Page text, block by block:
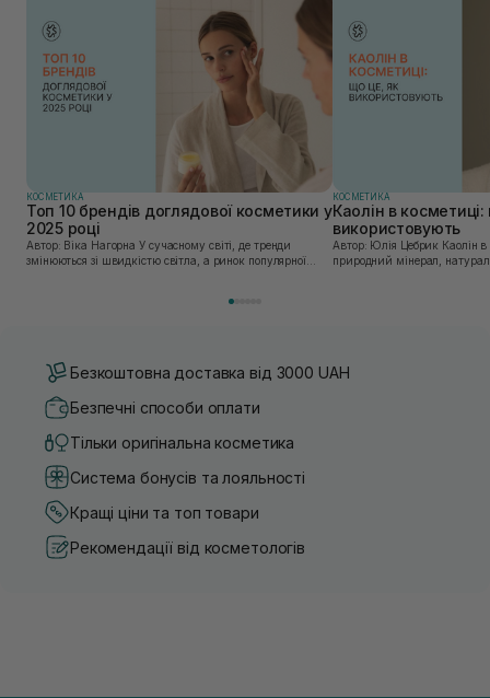
КОСМЕТИКА
Топ 10 брендів доглядової косметики у
2025 році
Автор: Віка Нагорна У сучасному світі, де тренди
змінюються зі швидкістю світла, а ринок популярної
КОСМЕТИКА
Каолін в
використовують
Автор: Юлія Цебрик Каолін в косметології – це
природний мінерал,
Безкоштовна доставка від 3000 UAH
Безпечні способи оплати
Тільки оригінальна косметика
Система бонусів та лояльності
Кращі ціни та топ товари
Рекомендації від косметологів